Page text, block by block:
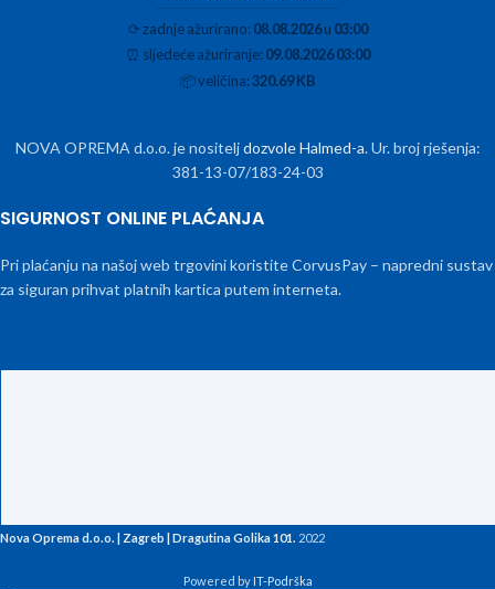
⟳zadnje ažurirano:08.08.2026u 03:00
⏰ sljedeće ažuriranje:09.08.2026 03:00
📦veličina:320.69 KB
NOVA OPREMA d.o.o. je nositeljdozvole Halmed-a. Ur. broj rješenja:
381-13-07/183-24-03
SIGURNOST ONLINE PLAĆANJA
Pri plaćanju na našoj web trgovini koristite CorvusPay – napredni sustav
za siguran prihvat platnih kartica putem interneta.
Nova Oprema d.o.o. | Zagreb | Dragutina Golika 101. 2022
Powered byIT-Podrška